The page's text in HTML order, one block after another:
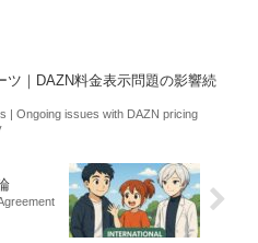
ツ｜DAZN料金表示問題の影響続
| Ongoing issues with DAZN pricing